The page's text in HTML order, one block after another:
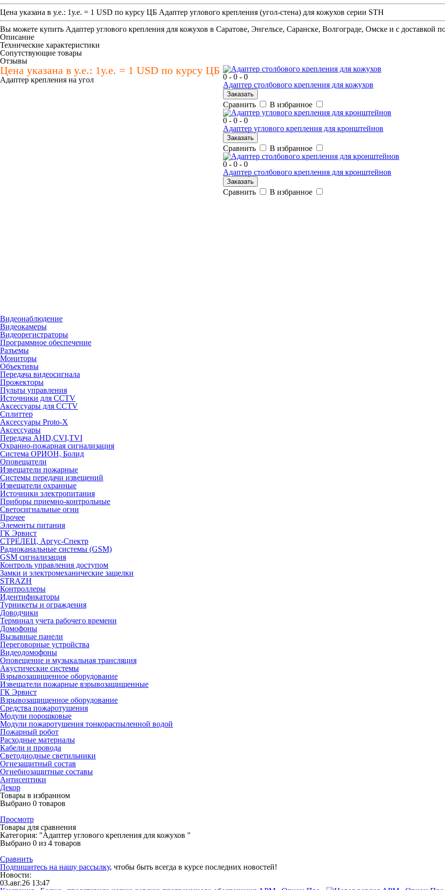
Цена указана в у.е.: 1у.е. = 1 USD по курсу ЦБ Адаптер углового крепления (угол-стена) для кожухов серии STH
Вы можете купить Адаптер углового крепления для кожухов в Саратове, Энгельсе, Саранске, Волгограде, Омске и с доставкой
Описание
Технические характеристики
Сопутствующие товары
Отзывы
Цена указана в у.е.: 1у.е. = 1 USD по курсу ЦБ
Адаптер крепления на угол
0 - 0 - 0
Адаптер столбового крепления для кожухов
Заказать
Сравнить
В избранное
0 - 0 - 0
Адаптер углового крепления для кронштейнов
Заказать
Сравнить
В избранное
0 - 0 - 0
Адаптер столбового крепления для кронштейнов
Заказать
Сравнить В избранное
Видеонаблюдение
Видеокамеры
Видеорегистраторы
Программное обеспечение
Разъемы
Мониторы
Объективы
Передача видеосигнала
Прожекторы
Пульты управления
Источники для CCTV
Аксессуары для CCTV
Сплиттер
Аксессуары Proto-X
Аксессуары
Передача AHD,CVI,TVI
Охранно-пожарная сигнализация
Система ОРИОН, Болид
Оповещатели
Извещатели пожарные
Системы передачи извещений
Извещатели охранные
Источники электропитания
Приборы приемно-контрольные
Светосигнальные огни
Прочее
Элементы питания
ГК Эрвист
СТРЕЛЕЦ, Аргус-Спектр
Радиоканальные системы (GSM)
GSM сигнализация
Контроль управления доступом
Замки и электромеханические защелки
STRAZH
Контроллеры
Идентификаторы
Турникеты и ограждения
Доводчики
Терминал учета рабочего времени
Домофоны
Вызывные панели
Переговорные устройства
Видеодомофоны
Оповещение и музыкальная трансляция
Акустические системы
Взрывозащищенное оборудование
Извещатели пожарные взрывозащищенные
ГК Эрвист
Взрывозащищенное оборудование
Средства пожаротушения
Модули порошковые
Модули пожаротушения тонкораспыленной водой
Пожарный робот
Расходные материалы
Кабели и провода
Светодиодные светильники
Огнезащитный состав
Огнебиозащитные составы
Антисептики
Декор
Товары в избранном
Выбрано 0 товаров
Просмотр
Товары для сравнения
Категория: "Адаптер углового крепления для кожухов "
Выбрано 0 из 4 товаров
Сравнить
Подпишитесь на нашу рассылку, чтобы быть всегда в курсе последних новостей!
Новости:
03.авг.26 13:47